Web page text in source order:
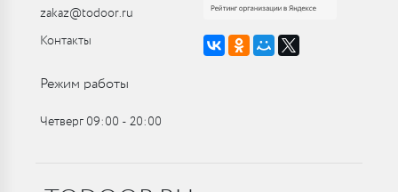
zakaz@todoor.ru
Контакты
Режим работы
Четверг 09:00 ‑ 20:00